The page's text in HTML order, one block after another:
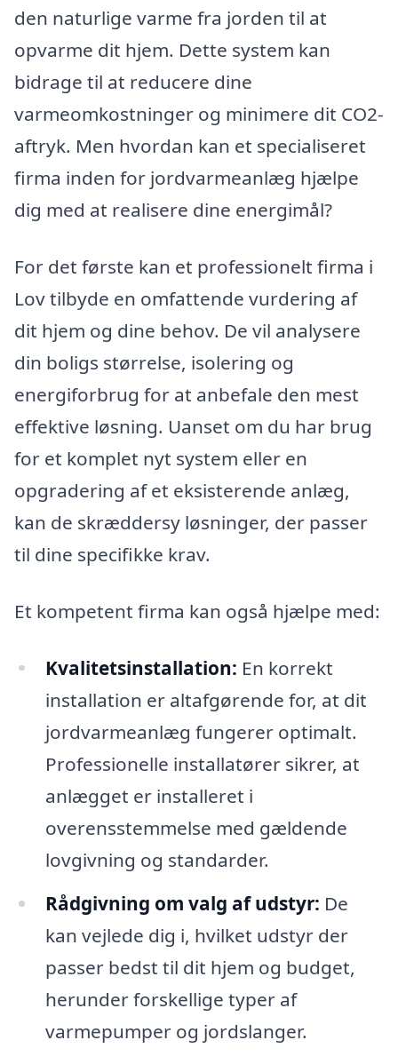
den naturlige varme fra jorden til at
opvarme dit hjem. Dette system kan
bidrage til at reducere dine
varmeomkostninger og minimere dit CO2-
aftryk. Men hvordan kan et specialiseret
firma inden for jordvarmeanlæg hjælpe
dig med at realisere dine energimål?
For det første kan et professionelt firma i
Lov tilbyde en omfattende vurdering af
dit hjem og dine behov. De vil analysere
din boligs størrelse, isolering og
energiforbrug for at anbefale den mest
effektive løsning. Uanset om du har brug
for et komplet nyt system eller en
opgradering af et eksisterende anlæg,
kan de skræddersy løsninger, der passer
til dine specifikke krav.
Et kompetent firma kan også hjælpe med:
Kvalitetsinstallation: En korrekt
installation er altafgørende for, at dit
jordvarmeanlæg fungerer optimalt.
Professionelle installatører sikrer, at
anlægget er installeret i
overensstemmelse med gældende
lovgivning og standarder.
Rådgivning om valg af udstyr: De
kan vejlede dig i, hvilket udstyr der
passer bedst til dit hjem og budget,
herunder forskellige typer af
varmepumper og jordslanger.